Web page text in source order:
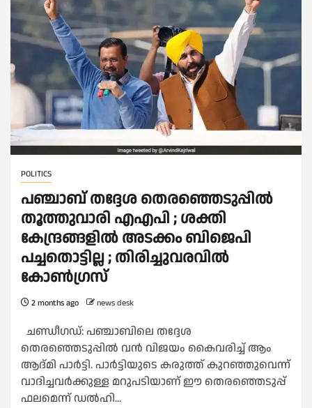
POLITICS
പഞ്ചാബ് തദ്ദേശ തെരഞ്ഞെടുപ്പില്‍
തൂത്തുവാരി എഎപി ; ശക്തി
കേന്ദ്രങ്ങളില്‍ അടക്കം ബിജെപി
പച്ചതൊട്ടില്ല ; തിരിച്ചുവരവില്‍
കോണ്‍ഗ്രസ്‌
2 months ago news desk
ചണ്ഡീഗഡ്: പഞ്ചാബിലെ തദ്ദേശ
തെരഞ്ഞെടുപ്പില്‍ വൻ വിജയം കൈവരിച്ച്‌ ആം
ആദ്മി പാർട്ടി. പാർട്ടിയുടെ കരുത്ത് കുറഞ്ഞുവെന്ന്
വാദിച്ചവർക്കുള്ള മറുപടിയാണ് ഈ തെരഞ്ഞെടുപ്പ്
ഫലമെന്ന് ഡല്‍ഹി...